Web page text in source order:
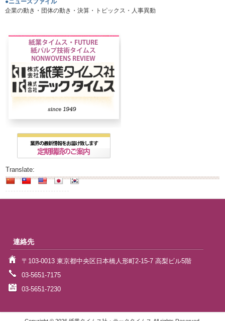
●ニュースファイル
企業の動き・団体の動き・決算・トピックス・人事異動
Translate:
連絡先
〒103-0013 東京都中央区日本橋人形町2-15-7 高梨ビル5階
03-5651-7175
03-5651-7230